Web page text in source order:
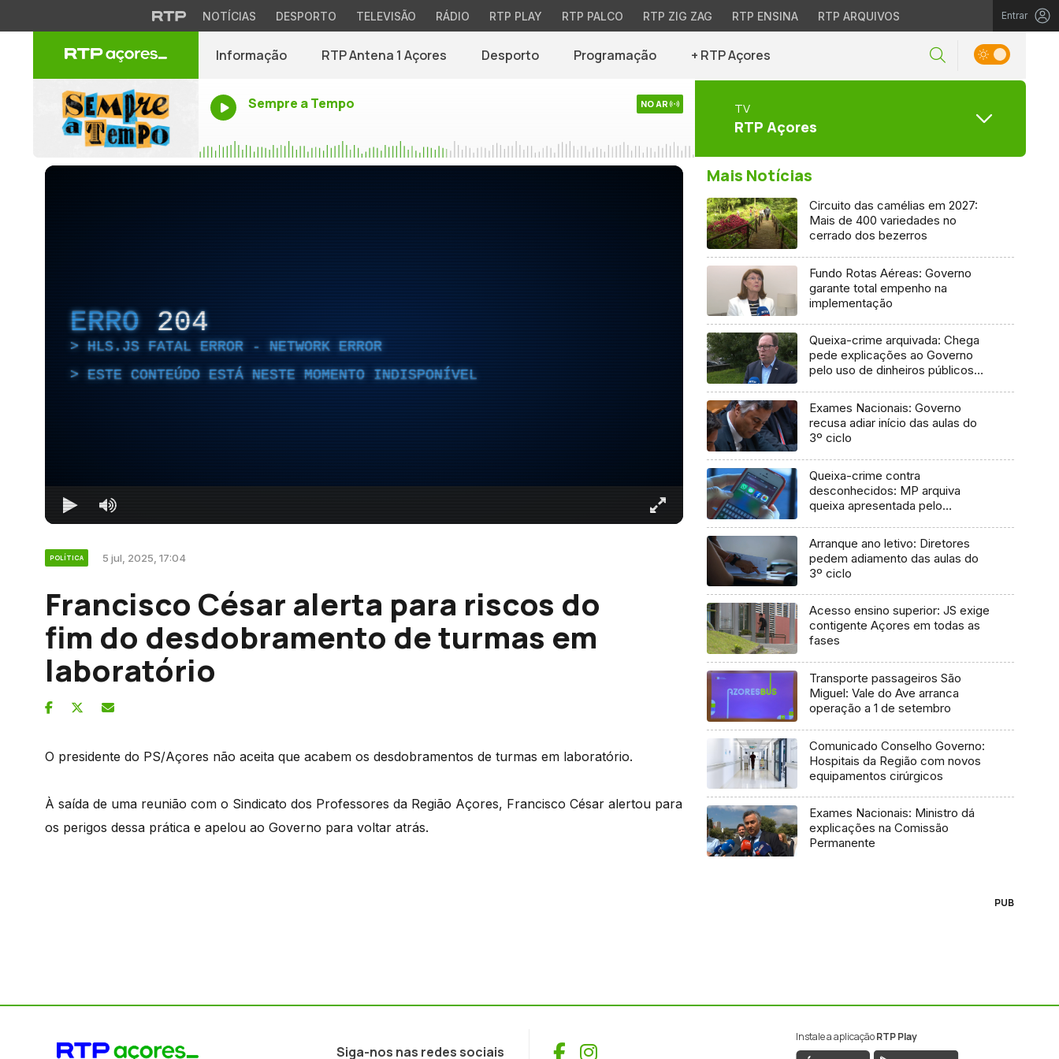
NOTÍCIAS DESPORTO TELEVISÃO RÁDIO RTP PLAY RTP PALCO RTP ZIG ZAG RTP ENSINA RTP ARQUIVOS Entrar
Informação RTP Antena 1 Açores Desporto Programação + RTP Açores
Sempre a Tempo NO AR TV
RTP Açores
ERRO 204
HLS.JS FATAL ERROR - NETWORK ERROR
ESTE CONTEÚDO ESTÁ NESTE MOMENTO INDISPONÍVEL
POLÍTICA 5 jul, 2025, 17:04
Francisco César alerta para riscos do
fim do desdobramento de turmas em
laboratório
O presidente do PS/Açores não aceita que acabem os desdobramentos de turmas em laboratório.
À saída de uma reunião com o Sindicato dos Professores da Região Açores, Francisco César alertou para
os perigos dessa prática e apelou ao Governo para voltar atrás.
Mais Notícias
Circuito das camélias em 2027:
Mais de 400 variedades no
cerrado dos bezerros
Fundo Rotas Aéreas: Governo
garante total empenho na
implementação
Queixa-crime arquivada: Chega
pede explicações ao Governo
pelo uso de dinheiros públicos
Exames Nacionais: Governo
recusa adiar início das aulas do
3º ciclo
Queixa-crime contra
desconhecidos: MP arquiva
queixa apresentada pelo
Arranque ano letivo: Diretores
pedem adiamento das aulas do
3º ciclo
Acesso ensino superior: JS exige
contigente Açores em todas as
fases
Transporte passageiros São
Miguel: Vale do Ave arranca
operação a 1 de setembro
Comunicado Conselho Governo:
Hospitais da Região com novos
equipamentos cirúrgicos
Exames Nacionais: Ministro dá
explicações na Comissão
Permanente
PUB
Siga-nos nas redes sociais Facebook
Instagram
Instale a aplicaçãoRTP Play